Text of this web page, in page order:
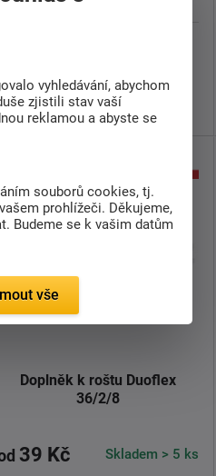
Doplněk k roštu Duoflex
36/2/8
39 Kč Skladem > 5 ks
vyhledávání, abychom
zjistili stav vaší
reklamou a abyste se
souborů cookies, tj.
prohlížeči. Děkujeme,
Budeme se k vašim datům
vše